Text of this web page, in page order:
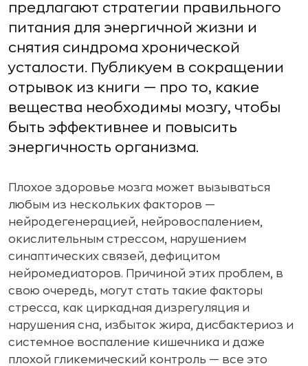
предлагают стратегии правильного
питания для энергичной жизни и
снятия синдрома хронической
усталости. Публикуем в сокращении
отрывок из книги — про то, какие
вещества необходимы мозгу, чтобы
быть эффективнее и повысить
энергичность организма.
Плохое здоровье мозга может вызываться
любым из нескольких факторов —
нейродегенерацией, нейровоспалением,
окислительным стрессом, нарушением
синаптических связей, дефицитом
нейромедиаторов. Причиной этих проблем, в
свою очередь, могут стать такие факторы
стресса, как циркадная дизрегуляция и
нарушения сна, избыток жира, дисбактериоз и
системное воспаление кишечника и даже
плохой гликемический контроль — все это